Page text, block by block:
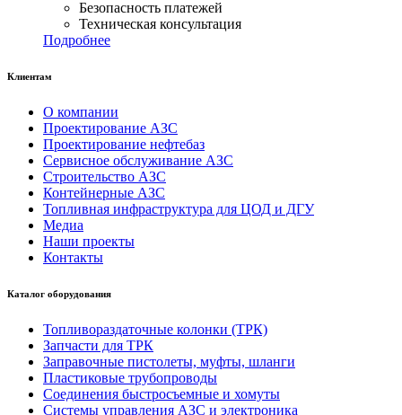
Безопасность платежей
Техническая консультация
Подробнее
Клиентам
О компании
Проектирование АЗС
Проектирование нефтебаз
Сервисное обслуживание АЗС
Строительство АЗС
Контейнерные АЗС
Топливная инфраструктура для ЦОД и ДГУ
Медиа
Наши проекты
Контакты
Каталог оборудования
Топливораздаточные колонки (ТРК)
Запчасти для ТРК
Заправочные пистолеты, муфты, шланги
Пластиковые трубопроводы
Соединения быстросъемные и хомуты
Системы управления АЗС и электроника